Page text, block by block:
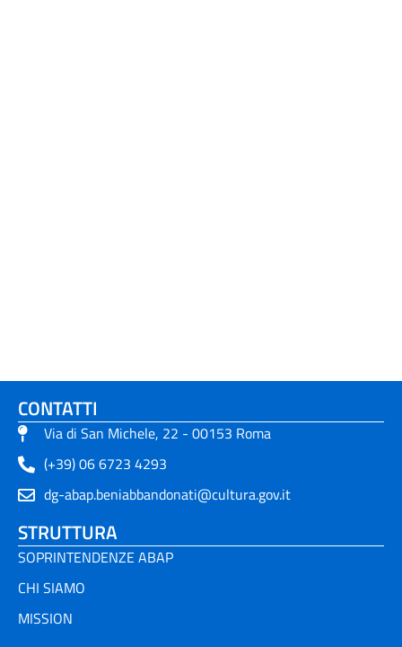
CONTATTI
Via di San Michele, 22 - 00153 Roma
(+39) 06 6723 4293
dg-abap.beniabbandonati@cultura.gov.it
STRUTTURA
SOPRINTENDENZE ABAP
CHI SIAMO
MISSION